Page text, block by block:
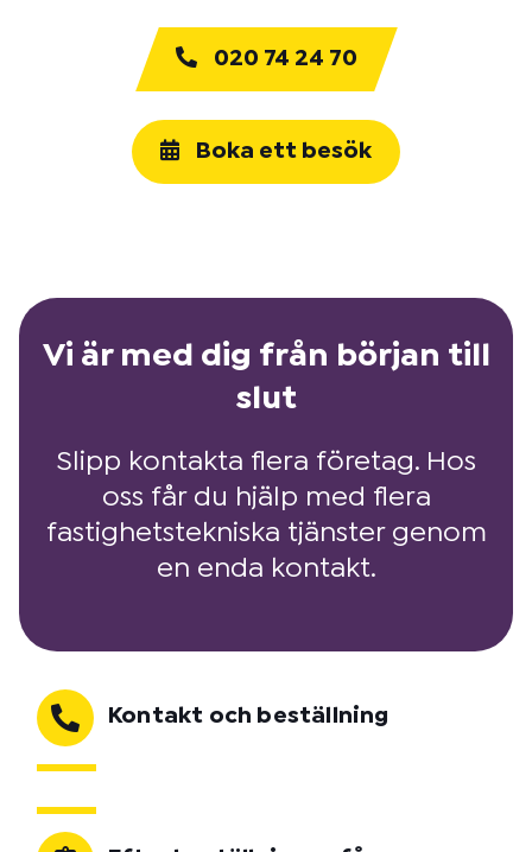
020 74 24 70
Boka ett besök
Vi är med dig från början till
slut
Slipp kontakta flera företag. Hos
oss får du hjälp med flera
fastighetstekniska tjänster genom
en enda kontakt.
Kontakt och beställning